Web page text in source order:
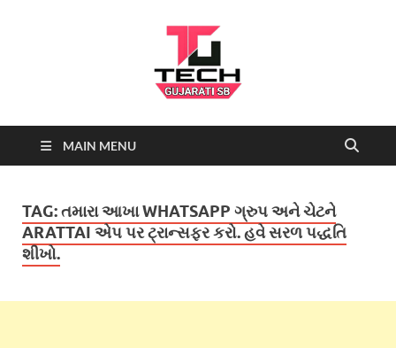
Tech
NEWS
news daily, new best tech gadgets
reviews which include mobiles,
Being a tech news site we cover …
MAIN MENU
TAG:તમારા આખા WHATSAPP ગ્રુપ અને ચેટને
ARATTAI એપ પર ટ્રાન્સફર કરો. હવે સરળ પદ્ધતિ
શીખો.